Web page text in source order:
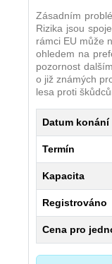
Zásadním
Rizika jsou
rámci EU může
ohledem na
pozornost
o již známých
lesa proti
Datum konání
Termín
Kapacita
Registrováno
Cena pro